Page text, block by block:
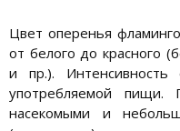
Цвет оперенья
от белого до красного
и пр.). Интенсивность
употребляемой пищи.
насекомыми и